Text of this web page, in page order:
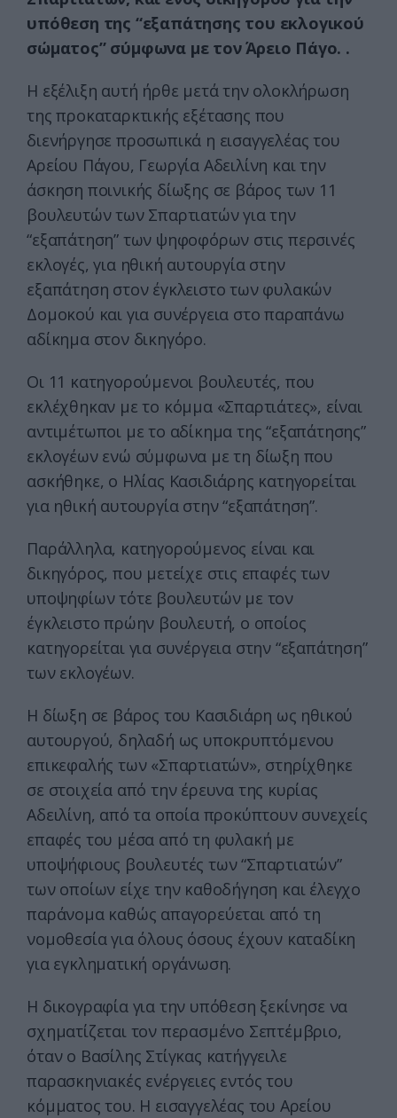
υπόθεση της “εξαπάτησης του εκλογικού
σώματος” σύμφωνα με τον Άρειο Πάγο. .
Η εξέλιξη αυτή ήρθε μετά την ολοκλήρωση
της προκαταρκτικής εξέτασης που
διενήργησε προσωπικά η εισαγγελέας του
Αρείου Πάγου, Γεωργία Αδειλίνη και την
άσκηση ποινικής δίωξης σε βάρος των 11
βουλευτών των Σπαρτιατών για την
“εξαπάτηση” των ψηφοφόρων στις περσινές
εκλογές, για ηθική αυτουργία στην
εξαπάτηση στον έγκλειστο των φυλακών
Δομοκού και για συνέργεια στο παραπάνω
αδίκημα στον δικηγόρο.
Οι 11 κατηγορούμενοι βουλευτές, που
εκλέχθηκαν με το κόμμα «Σπαρτιάτες», είναι
αντιμέτωποι με το αδίκημα της “εξαπάτησης”
εκλογέων ενώ σύμφωνα με τη δίωξη που
ασκήθηκε, ο Ηλίας Κασιδιάρης κατηγορείται
για ηθική αυτουργία στην “εξαπάτηση”.
Παράλληλα, κατηγορούμενος είναι και
δικηγόρος, που μετείχε στις επαφές των
υποψηφίων τότε βουλευτών με τον
έγκλειστο πρώην βουλευτή, ο οποίος
κατηγορείται για συνέργεια στην “εξαπάτηση”
των εκλογέων.
Η δίωξη σε βάρος του Κασιδιάρη ως ηθικού
αυτουργού, δηλαδή ως υποκρυπτόμενου
επικεφαλής των «Σπαρτιατών», στηρίχθηκε
σε στοιχεία από την έρευνα της κυρίας
Αδειλίνη, από τα οποία προκύπτουν συνεχείς
επαφές του μέσα από τη φυλακή με
υποψήφιους βουλευτές των “Σπαρτιατών”
των οποίων είχε την καθοδήγηση και έλεγχο
παράνομα καθώς απαγορεύεται από τη
νομοθεσία για όλους όσους έχουν καταδίκη
για εγκληματική οργάνωση.
Η δικογραφία για την υπόθεση ξεκίνησε να
σχηματίζεται τον περασμένο Σεπτέμβριο,
όταν ο Βασίλης Στίγκας κατήγγειλε
παρασκηνιακές ενέργειες εντός του
κόμματος του. Η εισαγγελέας του Αρείου